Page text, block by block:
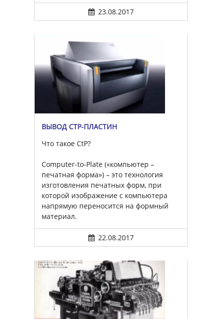
23.08.2017
ВЫВОД CTP-ПЛАСТИН
Что такое CtP?
Computer-to-Plate («компьютер –
печатная форма») – это технология
изготовления печатных форм, при
которой изображение с компьютера
напрямую переносится на формный
материал.
22.08.2017